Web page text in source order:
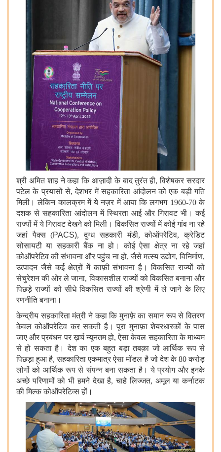
श्री अमित शाह ने कहा कि आज़ादी के बाद तुरंत ही, विशेषकर सरदार
पटेल के प्रयासों से, देशभर में सहकारिता आंदोलन को एक बड़ी गति
मिली। लेकिन कालक्रम में ये नज़र में आया कि लगभग 1960-70 के
दशक से सहकारिता आंदोलन में स्थिरता आई और गिरावट भी। कई
राज्यों में ये गिरावट देखने को मिली। विकसित राज्यों में कोई गांव ना रहे
जहां पैक्स (PACS), दुग्ध सहकारी मंडी, कोऑपरेटिव, क्रेडिट
सोसायटी या सहकारी बैंक ना हो। कोई ऐसा क्षेत्र ना रहे जहां
कोऑपरेटिव की संभावना और पहुंच ना हो, जैसे मत्स्य उद्योग, विनिर्माण,
उत्पादन जैसे कई क्षेत्रों में काफ़ी संभावना है। विकसित राज्यों को
सेचुरेशन की ओर ले जाना, विकासशील राज्यों को विकसित बनाना और
पिछड़े राज्यों को सीधे विकसित राज्यों की श्रेणी में ले जाने के लिए
रणनीति बनाना।
केन्द्रीय सहकारिता मंत्री ने कहा कि मुनाफ़े का समान रूप से वितरण
केवल कोऑपरेटिव कर सकती है। पूरा मुनाफ़ा शेयरधारकों के पास
जाए और प्रबंधन पर ख़र्च न्यूनतम हो, ऐसा केवल सहकारिता के माध्यम
से हो सकता है। देश का एक बहुत बड़ा तबक़ा जो आर्थिक रूप से
पिछड़ा हुआ है, सहकारिता एकमात्र ऐसा मॉडल है जो देश के 80 करोड़
लोगों को आर्थिक रूप से संपन्न बना सकता है। ये प्रयोग और इनके
अच्छे परिणामों को भी हमने देखा है, चाहे लिज्जत, अमूल या कर्नाटक
की मिल्क कोऑपरेटिव्स हों।